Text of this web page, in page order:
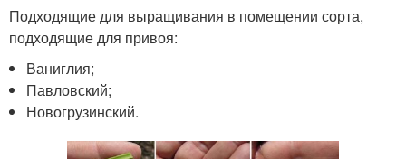
Подходящие для выращивания в помещении сорта,
подходящие для привоя:
Ваниглия;
Павловский;
Новогрузинский.